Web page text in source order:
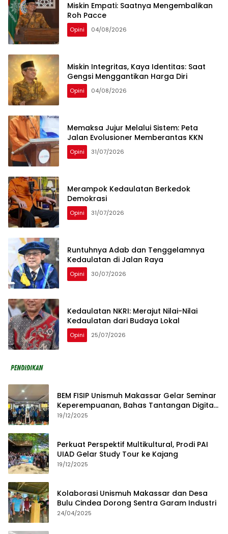
Miskin Empati: Saatnya Mengembalikan
Roh Pacce
Opini 04/08/2026
Miskin Integritas, Kaya Identitas: Saat
Gengsi Menggantikan Harga Diri
Opini 04/08/2026
Memaksa Jujur Melalui Sistem: Peta
Jalan Evolusioner Memberantas KKN
Opini 31/07/2026
Merampok Kedaulatan Berkedok
Demokrasi
Opini 31/07/2026
Runtuhnya Adab dan Tenggelamnya
Kedaulatan di Jalan Raya
Opini 30/07/2026
Kedaulatan NKRI: Merajut Nilai-Nilai
Kedaulatan dari Budaya Lokal
Opini 25/07/2026
BEM FISIP Unismuh Makassar Gelar Seminar
Keperempuanan, Bahas Tantangan Digital
dan Budaya Lokal
19/12/2025
Perkuat Perspektif Multikultural, Prodi PAI
UIAD Gelar Study Tour ke Kajang
19/12/2025
Kolaborasi Unismuh Makassar dan Desa
Bulu Cindea Dorong Sentra Garam Industri
24/04/2025